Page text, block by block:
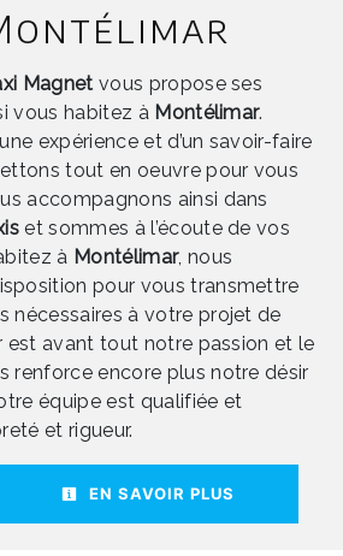
Magnet vous propose ses
vous habitez à Montélimar.
expérience et d’un savoir-faire
tout en oeuvre pour vous
accompagnons ainsi dans
et sommes à l’écoute de vos
à Montélimar, nous
pour vous transmettre
nécessaires à votre projet de
est avant tout notre passion et le
renforce encore plus notre désir
équipe est qualifiée et
et rigueur.
EN SAVOIR PLUS